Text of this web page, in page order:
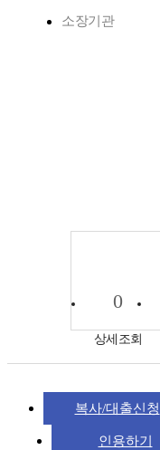
소장기관
0
상세조회
복사/대출신청
인용하기